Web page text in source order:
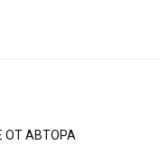
ОТ АВТОРА